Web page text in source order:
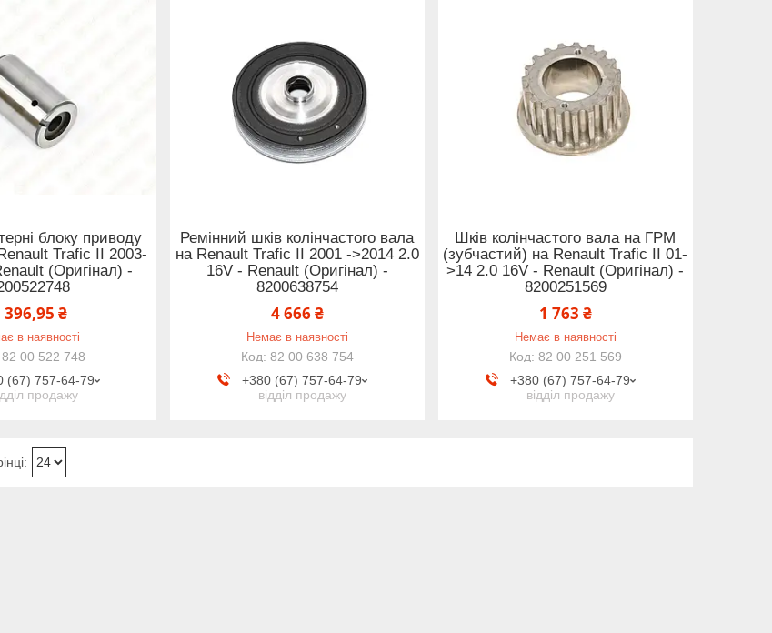
блоку приводу
Trafic II 2003-
(Оригінал) -
396,95 ₴
в наявності
82 00 522 748
(67) 757-64-79
продажу
Ремінний шків колінчастого вала
на Renault Trafic II 2001 ->2014 2.0
16V - Renault (Оригінал) -
8200638754
4 666 ₴
Немає в наявності
82 00 638 754
+380 (67) 757-64-79
відділ продажу
Шків колінчастого вала на ГРМ
(зубчастий) на Renault Trafic II 01-
>14 2.0 16V - Renault (Оригінал) -
8200251569
1 763 ₴
Немає в наявності
82 00 251 569
+380 (67) 757-64-79
відділ продажу